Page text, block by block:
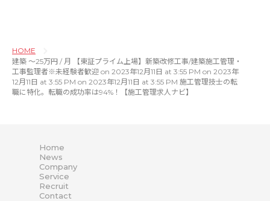
HOME
建築 〜25万円 / 月 【東証プライム上場】新築改修工事/建築施工管理・
工事監理者※未経験者歓迎 on 2023年12月11日 at 3:55 PM on 2023年
12月11日 at 3:55 PM on 2023年12月11日 at 3:55 PM 施工管理技士の転
職に特化。転職の成功率は94%！【施工管理求人ナビ】
Home
News
Company
Service
Recruit
Contact